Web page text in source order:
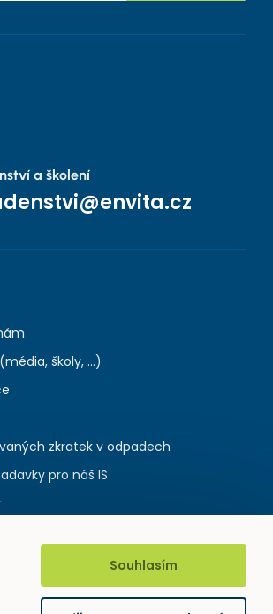
a školení
školy, ...)
zkratek v odpadech
pro náš IS
Souhlasím